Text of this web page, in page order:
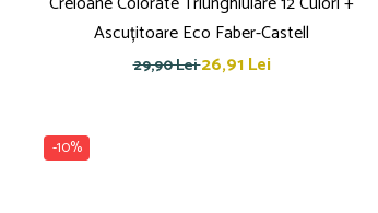
Ascuțitoare Eco Faber-Castell
29,90 Lei26,91 Lei
-10%